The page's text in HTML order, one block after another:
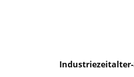
Industriezeitalter-